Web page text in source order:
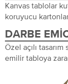
Kanvas tablolar
koruyucu
DARBE
Özel açılı
emilir tabloya